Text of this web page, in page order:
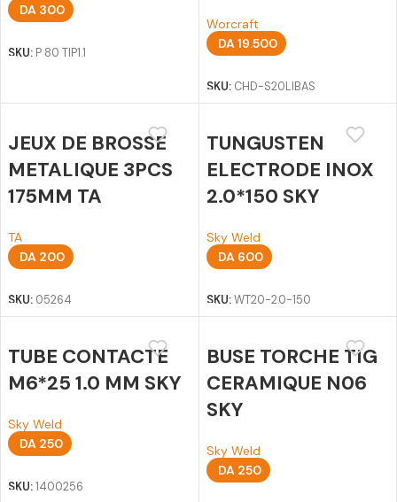
DA 300
SKU: P 80 TIP1.1
Worcraft
DA19.500
SKU: CHD-S20LIBAS
JEUX DE BROSSE
METALIQUE 3PCS
175MM TA
TA
DA 200
SKU: 05264
TUNGUSTEN
ELECTRODE INOX
2.0*150 SKY
Sky Weld
DA600
SKU:WT20-2.0-150
TUBE CONTACTE
M6*25 1.0 MM SKY
Sky Weld
DA 250
SKU:1400256
BUSE TORCHE TIG
CERAMIQUE N06
SKY
Sky Weld
DA250